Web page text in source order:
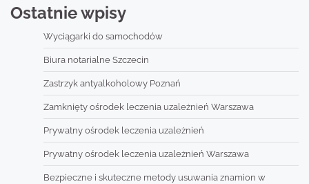
Ostatnie wpisy
Wyciągarki do samochodów
Biura notarialne Szczecin
Zastrzyk antyalkoholowy Poznań
Zamknięty ośrodek leczenia uzależnień Warszawa
Prywatny ośrodek leczenia uzależnień
Prywatny ośrodek leczenia uzależnień Warszawa
Bezpieczne i skuteczne metody usuwania znamion w